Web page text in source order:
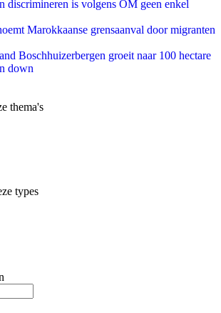
discrimineren is volgens OM geen enkel
Marokkaanse grensaanval door migranten
Boschhuizerbergen groeit naar 100 hectare
down
thema's
types